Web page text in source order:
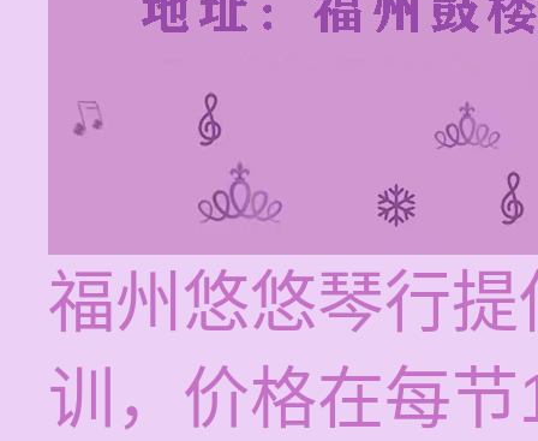
福州悠悠琴行
训，价格在每